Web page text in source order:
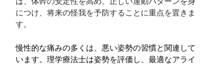
につけ、将来の怪我を予防することに重点を置きま
す。
慢性的な痛みの多くは、悪い姿勢の習慣と関連して
います。理学療法士は姿勢を評価し、最適なアライ